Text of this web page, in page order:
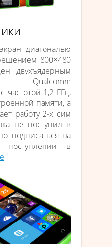
диагональю
800×480
двухъядерным
Qualcomm
частотой 1,2 ГГц,
памяти, а
работу 2-х сим
не поступил в
подписаться на
в